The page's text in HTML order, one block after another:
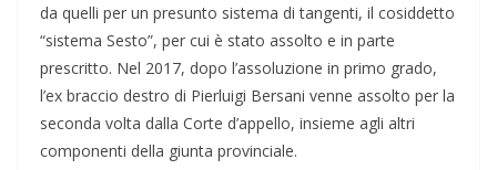
da quelli per un presunto sistema di tangenti, il cosiddetto
“sistema Sesto”, per cui è stato assolto e in parte
prescritto. Nel 2017, dopo l’assoluzione in primo grado,
l’ex braccio destro di Pierluigi Bersani venne assolto per la
seconda volta dalla Corte d’appello, insieme agli altri
componenti della giunta provinciale.